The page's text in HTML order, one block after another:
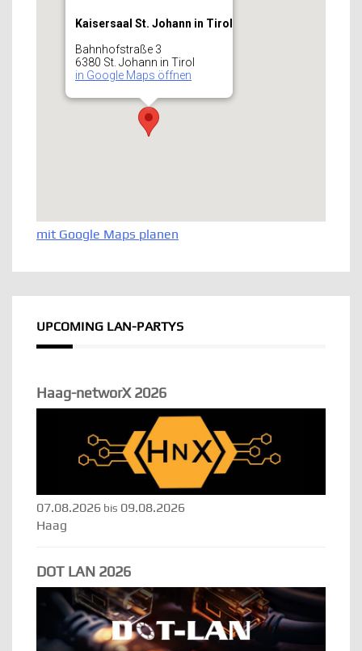
Kaisersaal St. Johann in Tirol
Bahnhofstraße 3
6380 St. Johann in Tirol
in Google Maps öffnen
mit Google Maps planen
UPCOMING LAN-PARTYS
Haag-networX 2026
07.08.2026 bis 09.08.2026
Haag
DOT LAN 2026